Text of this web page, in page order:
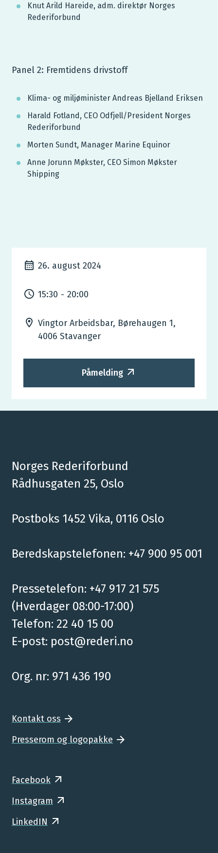
Knut Arild Hareide, adm. direktør Norges
Rederiforbund
Panel 2: Fremtidens drivstoff
Klima- og miljøminister Andreas Bjelland Eriksen
Harald Fotland, CEO Odfjell/President Norges
Rederiforbund
Morten Sundt, Manager Marine Equinor
Anne Jorunn Møkster, CEO Simon Møkster
Shipping
26. august 2024
15:30 - 20:00
Vingtor Arbeidsbar, Børehaugen 1,
4006 Stavanger
Påmelding
Norges Rederiforbund
Rådhusgaten 25, Oslo
Postboks 1452 Vika, 0116 Oslo
Beredskapstelefonen: +47 900 95 001
Pressetelefon: +47 917 21 575
(Hverdager 08:00-17:00)
Telefon: 22 40 15 00
E-post: post@rederi.no
Org. nr: 971 436 190
Kontakt oss
Presserom og logopakke
Facebook
Instagram
LinkedIN